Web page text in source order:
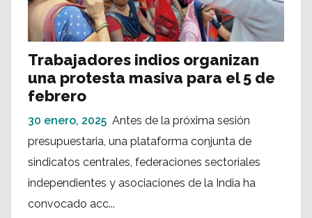
Trabajadores indios organizan
una protesta masiva para el 5 de
febrero
30 enero, 2025 Antes de la próxima sesión
presupuestaria, una plataforma conjunta de
sindicatos centrales, federaciones sectoriales
independientes y asociaciones de la India ha
convocado acc...